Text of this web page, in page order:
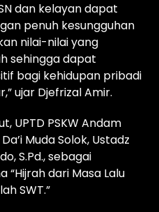
dan kelayan dapat
penuh kesungguhan
nilai-nilai yang
sehingga dapat
bagi kehidupan pribadi
ujar Djefrizal Amir.
UPTD PSKW Andam
Muda Solok, Ustadz
S.Pd., sebagai
dari Masa Lalu
SWT.”